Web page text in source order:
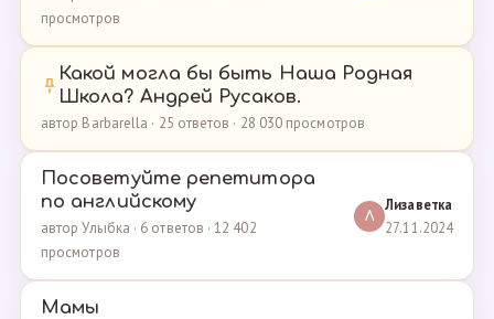
просмотров
Какой могла бы быть Наша Родная
Школа? Андрей Русаков.
автор Barbarella · 25 ответов · 28 030 просмотров
Посоветуйте репетитора
по английскому
автор Улыбка · 6 ответов · 12 402
просмотров
Л
Лизаветка
27.11.2024
Мамы